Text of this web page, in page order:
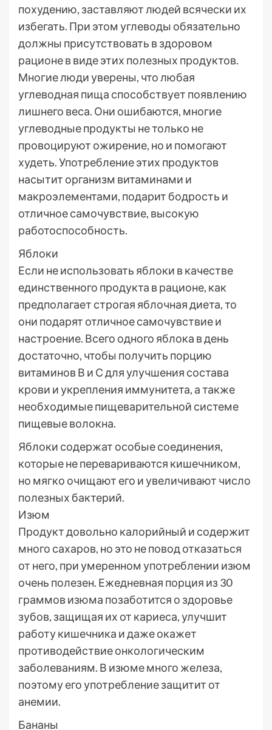
похудению, заставляют людей всячески их
избегать. При этом углеводы обязательно
должны присутствовать в здоровом
рационе в виде этих полезных продуктов.
Многие люди уверены, что любая
углеводная пища способствует появлению
лишнего веса. Они ошибаются, многие
углеводные продукты не только не
провоцируют ожирение, но и помогают
худеть. Употребление этих продуктов
насытит организм витаминами и
макроэлементами, подарит бодрость и
отличное самочувствие, высокую
работоспособность.
Яблоки
Если не использовать яблоки в качестве
единственного продукта в рационе, как
предполагает строгая яблочная диета, то
они подарят отличное самочувствие и
настроение. Всего одного яблока в день
достаточно, чтобы получить порцию
витаминов В и С для улучшения состава
крови и укрепления иммунитета, а также
необходимые пищеварительной системе
пищевые волокна.
Яблоки содержат особые соединения,
которые не перевариваются кишечником,
но мягко очищают его и увеличивают число
полезных бактерий.
Изюм
Продукт довольно калорийный и содержит
много сахаров, но это не повод отказаться
от него, при умеренном употреблении изюм
очень полезен. Ежедневная порция из 30
граммов изюма позаботится о здоровье
зубов, защищая их от кариеса, улучшит
работу кишечника и даже окажет
противодействие онкологическим
заболеваниям. В изюме много железа,
поэтому его употребление защитит от
анемии.
Бананы